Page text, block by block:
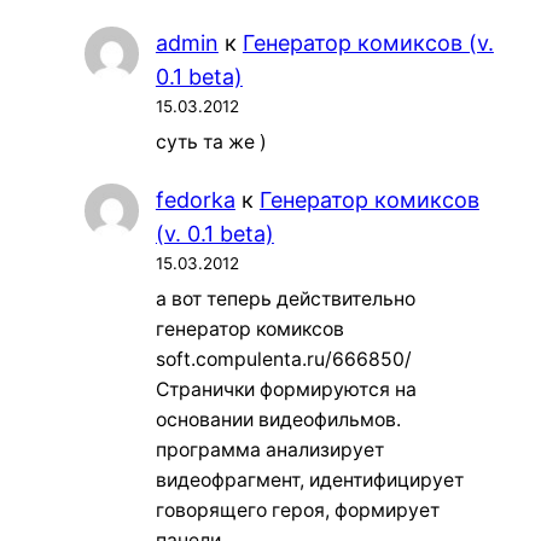
admin к Генератор комиксов (v.
0.1 beta)
15.03.2012
суть та же )
fedorka к Генератор комиксов
(v. 0.1 beta)
15.03.2012
а вот теперь действительно
генератор комиксов
soft.compulenta.ru/666850/
Странички формируются на
основании видеофильмов.
программа анализирует
видеофрагмент, идентифицирует
говорящего героя, формирует